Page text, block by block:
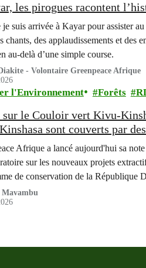
les pirogues racontent
suis arrivée à Kayar pour assister
chants, des applaudissements et des
au-delà d’une simple course.
- Volontaire Greenpeace Afrique
l'Environnement Forêts
le Couloir vert Kivu-
sont couverts par
Afrique a lancé aujourd'hui sa
sur les nouveaux projets
de conservation de la République
gazières et…
Mavambu